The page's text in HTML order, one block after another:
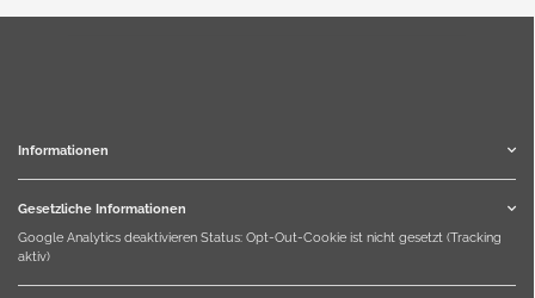
Informationen
Gesetzliche Informationen
Google Analytics deaktivieren Status: Opt-Out-Cookie ist nicht gesetzt (Tracking
aktiv)